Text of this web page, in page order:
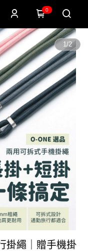
0
1/2
掛繩｜贈手機掛